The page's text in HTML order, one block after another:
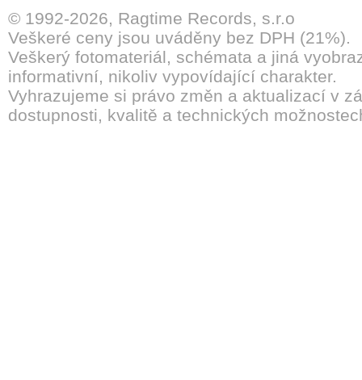
© 1992-2026, Ragtime Records, s.r.o
Veškeré ceny jsou uváděny bez DPH (21%).
Veškerý fotomateriál, schémata a jiná
informativní, nikoliv vypovídající charakter.
Vyhrazujeme si právo změn a aktualizací v
dostupnosti, kvalitě a technických